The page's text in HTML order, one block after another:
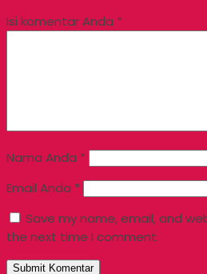
Isi komentar Anda *
Nama Anda *
Email Anda *
Save my name, email, and
the next time I comment.